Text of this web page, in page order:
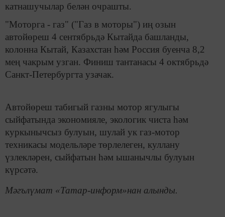
катнашучылар белән очрашты.
"Моторга - газ" ("Газ в моторы") иң озын
автойөреш 4 сентябрьдә Кытайда башланды,
колонна Кытай, Казахстан һәм Россия буенча 8,2
мең чакрым узган. Финиш тантанасы 4 октябрьдә
Санкт-Петербургта узачак.
Автойөреш табигый газны мотор ягулыгы
сыйфатында экономияле, экологик чиста һәм
куркынычсыз булуын, шулай ук газ-мотор
техникасы модельләре төрлелеген, куллану
үзлекләрен, сыйфатын һәм ышанычлы булуын
күрсәтә.
Мәгълүмат «Татар-информ»нан алынды.